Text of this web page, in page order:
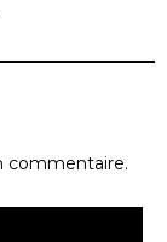
commentaire.